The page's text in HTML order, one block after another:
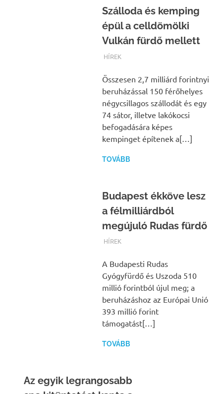
Szálloda és kemping
épül a celldömölki
Vulkán fürdő mellett
TERMALFURDOK.COM
HÍREK
Összesen 2,7 milliárd forintnyi
beruházással 150 férőhelyes
négycsillagos szállodát és egy
74 sátor, illetve lakókocsi
befogadására képes
kempinget építenek a[…]
TOVÁBB
Budapest ékköve lesz
a félmilliárdból
megújuló Rudas fürdő
TERMALFURDOK.COM
HÍREK
A Budapesti Rudas
Gyógyfürdő és Uszoda 510
millió forintból újul meg; a
beruházáshoz az Európai Unió
393 millió forint
támogatást[…]
TOVÁBB
Az egyik legrangosabb